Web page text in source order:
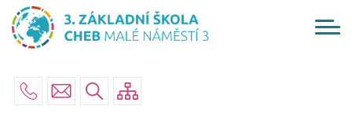
Přejít
hlavnímu
Menu
navigace
ŠKOLA
AKTUÁLNĚ
RODIČE